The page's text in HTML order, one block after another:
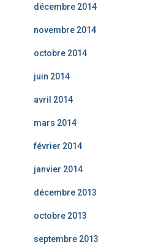
décembre 2014
novembre 2014
octobre 2014
juin 2014
avril 2014
mars 2014
février 2014
janvier 2014
décembre 2013
octobre 2013
septembre 2013